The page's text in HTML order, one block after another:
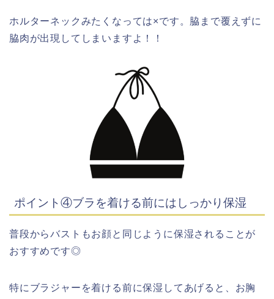
ホルターネックみたくなっては×です。脇まで覆えずに
脇肉が出現してしまいますよ！！
ポイント④ブラを着ける前にはしっかり保湿
普段からバストもお顔と同じように保湿されることが
おすすめです◎
特にブラジャーを着ける前に保湿してあげると、お胸